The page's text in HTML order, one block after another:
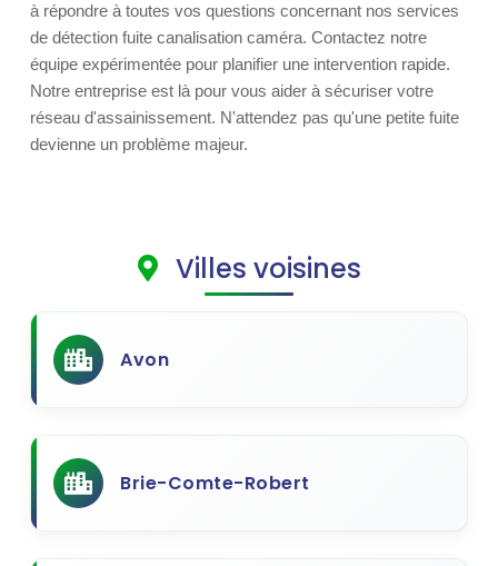
à répondre à toutes vos questions concernant nos services
de détection fuite canalisation caméra. Contactez notre
équipe expérimentée pour planifier une intervention rapide.
Notre entreprise est là pour vous aider à sécuriser votre
réseau d'assainissement. N'attendez pas qu'une petite fuite
devienne un problème majeur.
Villes voisines
Avon
Brie-Comte-Robert